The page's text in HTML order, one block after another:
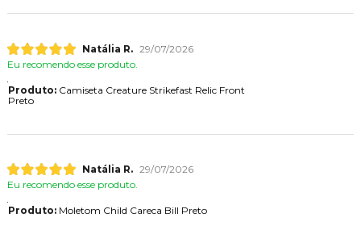
Natália R. 29/07/2026
Eu recomendo esse produto.
Produto:Camiseta Creature Strikefast Relic Front
Preto
Natália R. 29/07/2026
Eu recomendo esse produto.
Produto:Moletom Child Careca Bill Preto